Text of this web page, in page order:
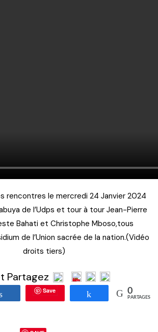
rencontres le mercredi 24 Janvier 2024
de l’Udps et tour à tour Jean-Pierre
Bahati et Christophe Mboso,tous
de l’Union sacrée de la nation.(Vidéo
droits tiers)
Partagez
Partagez Save Partagez 0
PARTAGES